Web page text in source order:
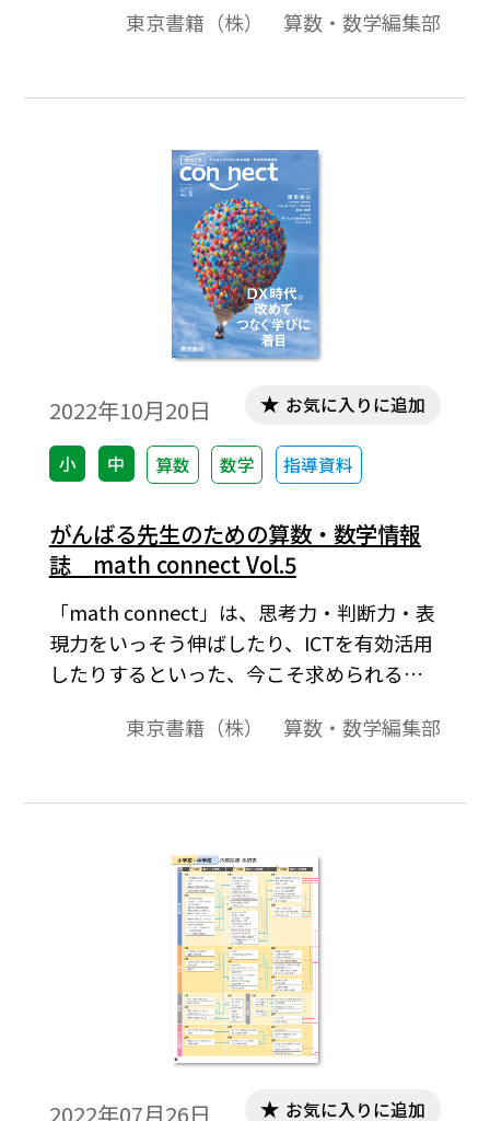
う!［中学校数学］ 子どもが主役の学びを
東京書籍（株） 算数・数学編集部
2022年10月20日
小 中 算数 数学 指導資料
お気に入りに追加
がんばる先生のための算数・数学情報
誌 math connect Vol.5
「math connect」は、思考力・判断力・表
現力をいっそう伸ばしたり、ICTを有効活用
したりするといった、今こそ求められるこ
数学の情報誌です。 本号は、特集テーマと
についてまとめました。巻頭では、お笑い
イを寄せていただきました。特集では、
小・中で共通のテーマを設定し、あらため
て学びのつながりに着目して、各学年の教
科書紙面を示しながら簡潔に解説しまし
た。毎日の授業づくりに是非ご活用くださ
東京書籍（株） 算数・数学編集部
2022年07月26日 お気に入りに追加